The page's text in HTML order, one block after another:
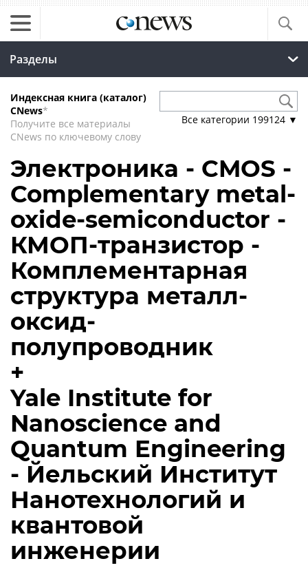
Разделы
Индексная книга (каталог)
CNews*
Получите все материалы
CNews по ключевому слову
Все категории 199124 ▼
Электроника - CMOS -
Complementary metal-
oxide-semiconductor -
КМОП-транзистор -
Комплементарная
структура металл-
оксид-
полупроводник
+
Yale Institute for
Nanoscience and
Quantum Engineering
- Йельский Институт
Нанотехнологий и
квантовой
инженерии